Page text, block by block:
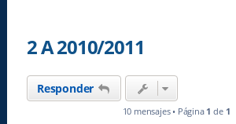
2 A 2010/2011
Responder
10 mensajes • Página 1 de 1